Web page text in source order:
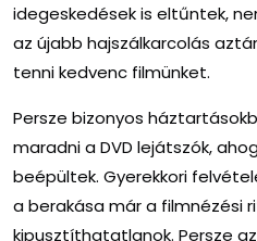
idegeskedések is eltűntek,
az újabb hajszálkarcolás
tenni kedvenc filmünket.
Persze bizonyos
maradni a DVD lejátszók,
beépültek. Gyerekkori
a berakása már a filmnézési
kipusztíthatatlanok. Persze